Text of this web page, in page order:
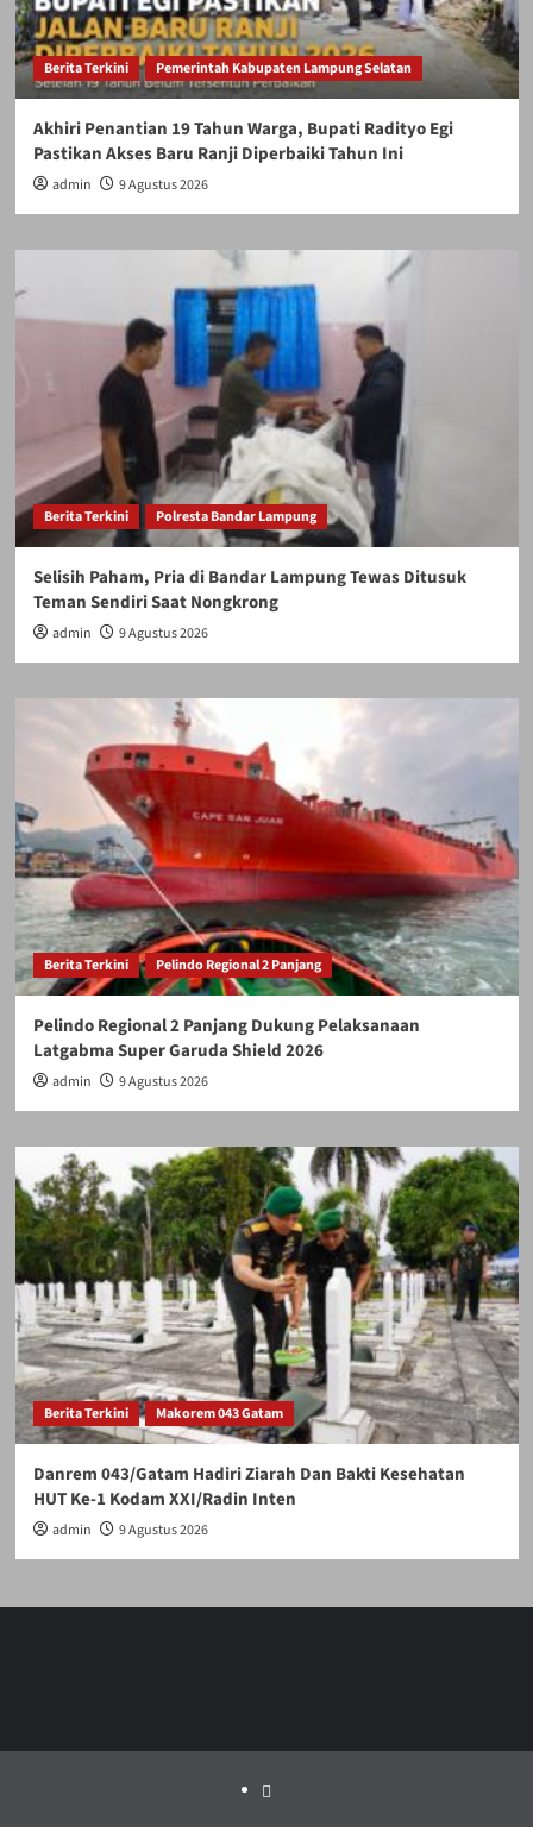
Berita Terkini Pemerintah Kabupaten Lampung Selatan
Akhiri Penantian 19 Tahun Warga, Bupati Radityo Egi
Pastikan Akses Baru Ranji Diperbaiki Tahun Ini
admin 9 Agustus 2026
Berita Terkini Polresta Bandar Lampung
Selisih Paham, Pria di Bandar Lampung Tewas Ditusuk
Teman Sendiri Saat Nongkrong
admin 9 Agustus 2026
Berita Terkini Pelindo Regional 2 Panjang
Pelindo Regional 2 Panjang Dukung Pelaksanaan
Latgabma Super Garuda Shield 2026
admin 9 Agustus 2026
Berita Terkini Makorem 043 Gatam
Danrem 043/Gatam Hadiri Ziarah Dan Bakti Kesehatan
HUT Ke-1 Kodam XXI/Radin Inten
admin 9 Agustus 2026
Politik